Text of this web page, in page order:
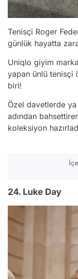
Tenisçi Roger
günlük hayatta
Uniqlo giyim
yapan ünlü tenisçi
biri!
Özel davetlerde
adından
koleksiyon
24. Luke Day